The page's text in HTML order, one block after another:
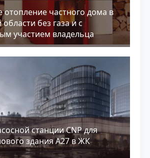
отопление частного дома в
без газа и с
участием владельца
станции CNP для
здания А27 в ЖК